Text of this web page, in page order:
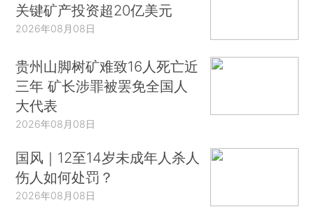
关键矿产投资超20亿美元
2026年08月08日
贵州山脚树矿难致16人死亡近
三年 矿长涉罪被罢免全国人
大代表
2026年08月08日
国风｜12至14岁未成年人杀人
伤人如何处罚？
2026年08月08日